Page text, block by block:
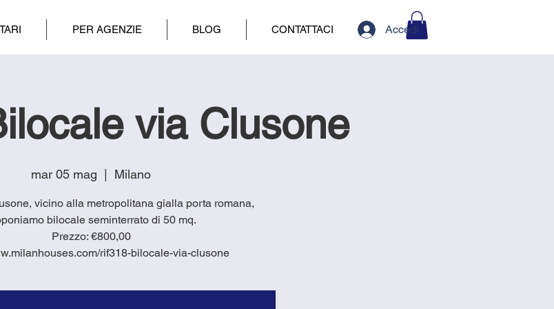
PER AGENZIE BLOG CONTATTACI Accedi
via Clusone
mar 05 mag
  |
Milano
vicino alla metropolitana gialla porta romana,
bilocale seminterrato di 50 mq.
Prezzo: €800,00
rif318-bilocale-via-clusone